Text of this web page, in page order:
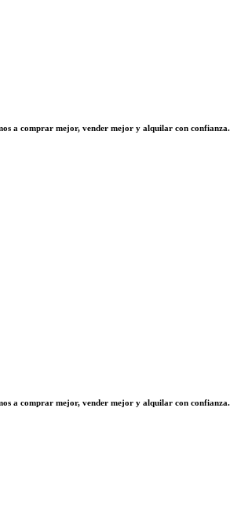
a comprar mejor, vender mejor y alquilar con confianza.
a comprar mejor, vender mejor y alquilar con confianza.